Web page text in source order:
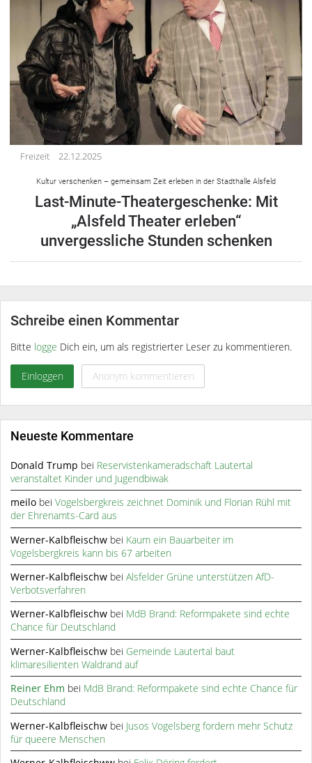
Freizeit 22.12.2025
Kultur verschenken – gemeinsam Zeit erleben in der Stadthalle Alsfeld
Last-Minute-Theatergeschenke: Mit
„Alsfeld Theater erleben“
unvergessliche Stunden schenken
Schreibe einen Kommentar
Bitte logge Dich ein, um als registrierter Leser zu kommentieren.
Einloggen Anonym kommentieren
Neueste Kommentare
Donald Trump bei Reservistenkameradschaft Lautertal
veranstaltet Kinder und Jugendbiwak
meilo beiVogelsbergkreis zeichnet Dominik und Florian Rühl mit
der Ehrenamts-Card aus
Werner-Kalbfleischw bei Kaum ein Bauarbeiter im
Vogelsbergkreis kann bis 67 arbeiten
Werner-Kalbfleischw beiAlsfelder Grüne unterstützen AfD-
Verbotsverfahren
Werner-Kalbfleischw bei MdB Brand: Reformpakete sind echte
Chance für Deutschland
Werner-Kalbfleischw bei Gemeinde Lautertal baut
klimaresilienten Waldrand auf
Reiner Ehm bei MdB Brand: Reformpakete sind echte Chance für
Deutschland
Werner-Kalbfleischw bei Jusos Vogelsberg fordern mehr Schutz
für queere Menschen